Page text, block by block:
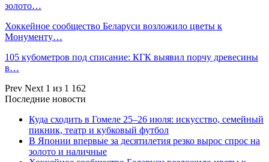
золото…
Хоккейное сообщество Беларуси возложило цветы к
Монументу…
105 кубометров под списание: КГК выявил порчу древесины
в…
Prev Next 1 из 1 162
Последние новости
Куда сходить в Гомеле 25–26 июля: искусство, семейный
пикник, театр и кубковый футбол
В Японии впервые за десятилетия резко вырос спрос на
золото и наличные